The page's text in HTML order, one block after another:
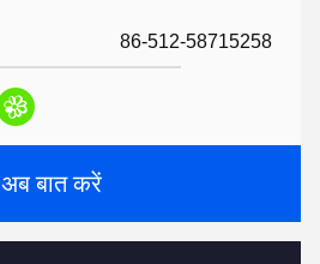
86-512-58715258
अब बात करें